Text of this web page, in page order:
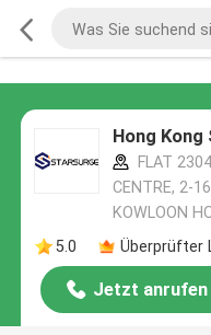
Hong
FLAT
CENTRE, 2-
KOWLOON
5.0
Überprüfter
Jetzt anrufen